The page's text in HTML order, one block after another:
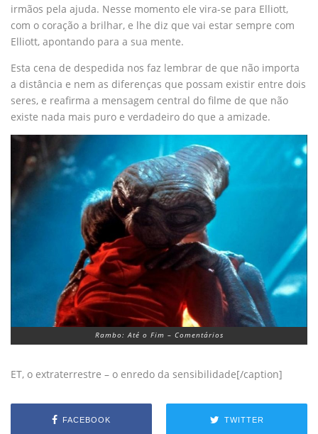
irmãos pela ajuda. Nesse momento ele vira-se para Elliott,
com o coração a brilhar, e lhe diz que vai estar sempre com
Elliott, apontando para a sua mente.
Esta cena de despedida nos faz lembrar de que não importa
a distância e nem as diferenças que possam existir entre dois
seres, e reafirma a mensagem central do filme de que não
existe nada mais puro e verdadeiro do que a amizade.
Rambo: Até o Fim – Comentários
ET, o extraterrestre – o enredo da sensibilidade[/caption]
FACEBOOK TWITTER